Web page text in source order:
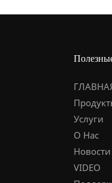
подходит
четкой и
понятной
состояния
стирке и
двигатель
двойная
+
пластина
гладкая
Услуги
О Нас
Новости
VIDEO